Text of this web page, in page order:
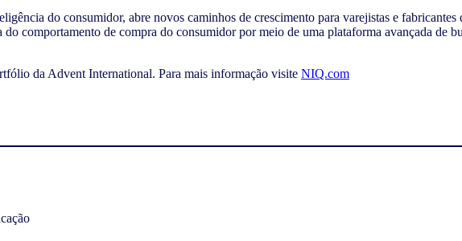
do consumidor, abre novos caminhos de crescimento para varejistas e
comportamento de compra do consumidor por meio de uma plataforma avançada de
da Advent International. Para mais informação visite NIQ.com